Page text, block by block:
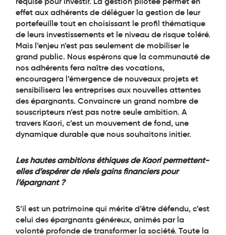
effet aux adhérents de déléguer la gestion de leur
portefeuille tout en choisissant le profil thématique
de leurs investissements et le niveau de risque toléré.
Mais l’enjeu n’est pas seulement de mobiliser le
grand public. Nous espérons que la communauté de
nos adhérents fera naître des vocations,
encouragera l’émergence de nouveaux projets et
sensibilisera les entreprises aux nouvelles attentes
des épargnants. Convaincre un grand nombre de
souscripteurs n’est pas notre seule ambition. A
travers Kaori, c’est un mouvement de fond, une
dynamique durable que nous souhaitons initier.
Les hautes ambitions éthiques de Kaori permettent-
elles d’espérer de réels gains financiers pour
l’épargnant ?
S’il est un patrimoine qui mérite d’être défendu, c’est
celui des épargnants généreux, animés par la
volonté profonde de transformer la société. Toute la